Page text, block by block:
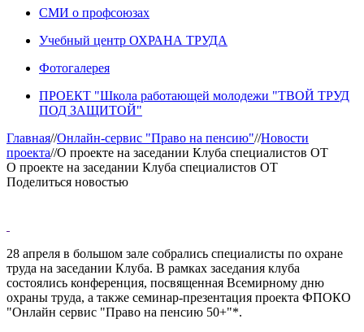
СМИ о профсоюзах
Учебный центр ОХРАНА ТРУДА
Фотогалерея
ПРОЕКТ "Школа работающей молодежи "ТВОЙ ТРУД
ПОД ЗАЩИТОЙ"
Главная//Онлайн-сервис "Право на пенсию"//Новости
проекта//О проекте на заседании Клуба специалистов ОТ
О проекте на заседании Клуба специалистов ОТ
Поделиться новостью
28 апреля в большом зале собрались специалисты по охране
труда на заседании Клуба. В рамках заседания клуба
состоялись конференция, посвященная Всемирному дню
охраны труда, а также семинар-презентация проекта ФПОКО
"Онлайн сервис "Право на пенсию 50+"*.